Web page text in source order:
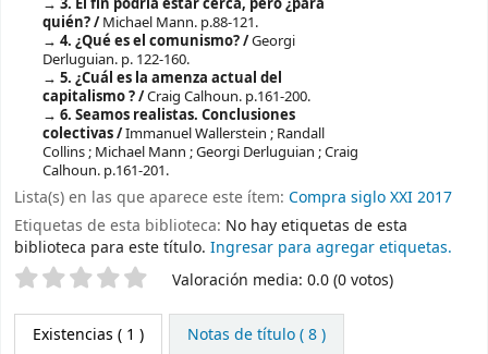
quién? /Michael Mann. p.88-121.
4. ¿Qué es el comunismo? /Georgi
Derluguian. p. 122-160.
5. ¿Cuál es la amenza actual del
capitalismo ? /Craig Calhoun. p.161-200.
6. Seamos realistas. Conclusiones
colectivas /Immanuel Wallerstein ; Randall
Collins ; Michael Mann ; Georgi Derluguian ; Craig
Calhoun. p.161-201.
Lista(s) en las que aparece este ítem: Compra siglo XXI 2017
Etiquetas de esta biblioteca: No hay etiquetas de esta
biblioteca para este título. Ingresar para agregar etiquetas.
Valoración Valoración media: 0.0 (0 votos)
Existencias ( 1 )
Notas de título ( 8 )